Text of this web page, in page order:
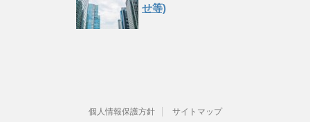
せ等)
個人情報保護方針 サイトマップ